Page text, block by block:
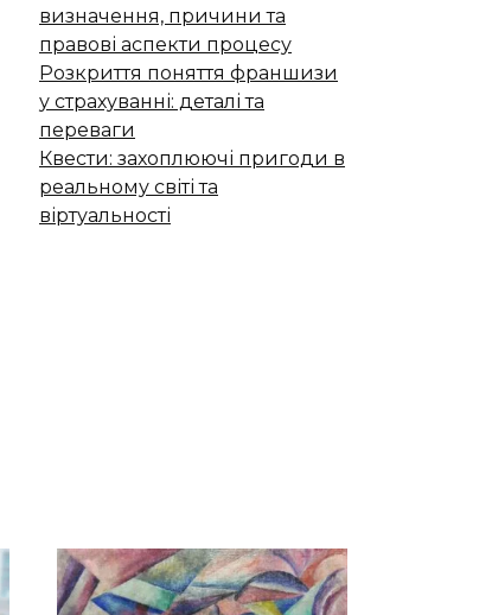
визначення, причини та
правові аспекти процесу
Розкриття поняття франшизи
у страхуванні: деталі та
переваги
Квести: захоплюючі пригоди в
реальному світі та
віртуальності